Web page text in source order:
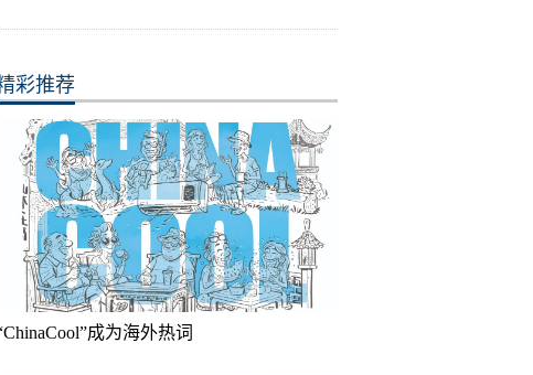
彩推荐
成为海外热词